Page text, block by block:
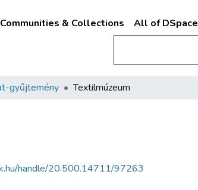
Communities & Collections All of DSpace
gyűjtemény Textilmúzeum
handle/20.500.14711/97263